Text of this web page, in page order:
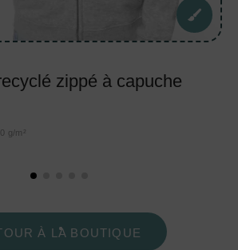
zippé à capuche
m²
À LA BOUTIQUE